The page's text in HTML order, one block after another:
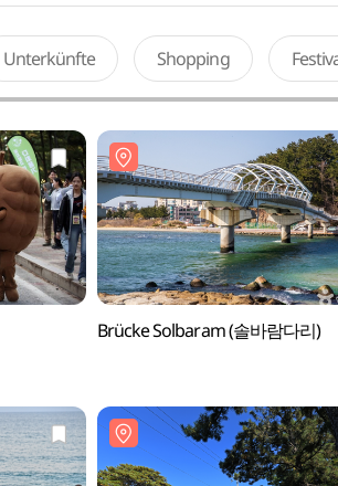
Unterkünfte Shopping
Brücke Solbaram (솔바람다리)